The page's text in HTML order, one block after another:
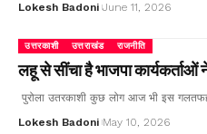
Lokesh Badoni June 11, 2026
उत्तरकाशी उत्तराखंड राजनीति
लहू से सींचा है भाजपा
पुरोला उतरकाशी कुछ लोग आज भी इस
Lokesh Badoni May 10, 2026